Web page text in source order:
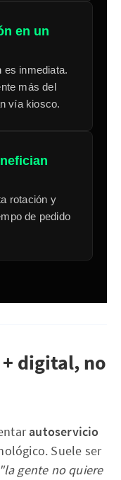
en un
es inmediata.
más del
vía kiosco.
rotación y
de pedido
digital, no
autoservicio
Suele ser
"la gente no quiere